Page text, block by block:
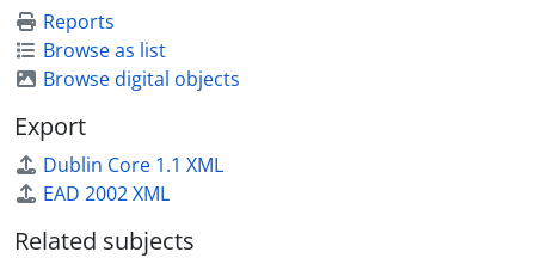
Reports
Browse as list
Browse digital objects
Export
Dublin Core 1.1 XML
EAD 2002 XML
Related subjects